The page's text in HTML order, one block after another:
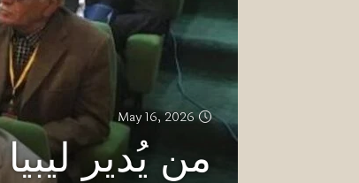
May 16, 2026
من يُدير